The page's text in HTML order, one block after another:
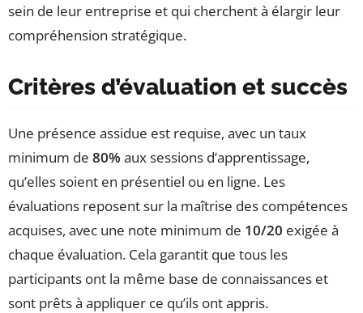
sein de leur entreprise et qui cherchent à élargir leur
compréhension stratégique.
Critères d’évaluation et succès
Une présence assidue est requise, avec un taux
minimum de 80% aux sessions d’apprentissage,
qu’elles soient en présentiel ou en ligne. Les
évaluations reposent sur la maîtrise des compétences
acquises, avec une note minimum de 10/20 exigée à
chaque évaluation. Cela garantit que tous les
participants ont la même base de connaissances et
sont prêts à appliquer ce qu’ils ont appris.